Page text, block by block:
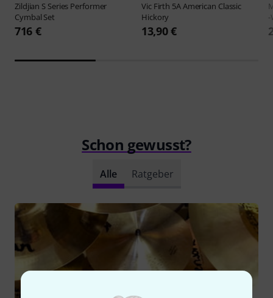
Zildjian S Series Performer
Cymbal Set
716 €
Vic Firth 5A American Classic
Hickory
13,90 €
Schon gewusst?
Alle Ratgeber